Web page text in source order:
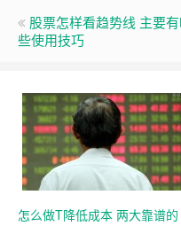
股票怎样看趋势线 主要
些使用技巧
怎么做T降低成本 两大靠谱的